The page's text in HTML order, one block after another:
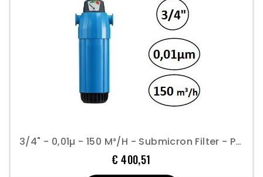
3/4" - 0,01µ - 150 M³/h - Submicron Filter - Perslucht
€ 400,51